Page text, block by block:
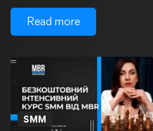
Read more
SMM